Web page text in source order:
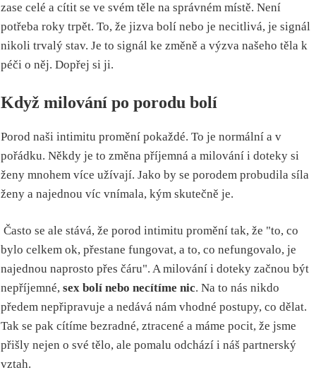
zase celé a cítit se ve svém těle na správném místě. Není
potřeba roky trpět. To, že jizva bolí nebo je necitlivá, je signál
nikoli trvalý stav. Je to signál ke změně a výzva našeho těla k
péči o něj. Dopřej si ji.
Když milování po porodu bolí
Porod naši intimitu promění pokaždé. To je normální a v
pořádku. Někdy je to změna příjemná a milování i doteky si
ženy mnohem více užívají. Jako by se porodem probudila síla
ženy a najednou víc vnímala, kým skutečně je.
Často se ale stává, že porod intimitu promění tak, že "to, co
bylo celkem ok, přestane fungovat, a to, co nefungovalo, je
najednou naprosto přes čáru". A milování i doteky začnou být
nepříjemné, sex bolí nebo necítíme nic. Na to nás nikdo
předem nepřipravuje a nedává nám vhodné postupy, co dělat.
Tak se pak cítíme bezradné, ztracené a máme pocit, že jsme
přišly nejen o své tělo, ale pomalu odchází i náš partnerský
vztah.